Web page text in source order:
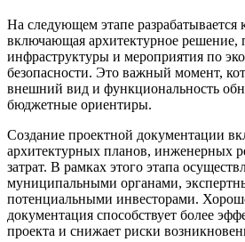
На следующем этапе разрабатывается
включающая архитектурное решение,
инфраструктуры и мероприятия по
безопасности. Это важный момент,
внешний вид и функциональность
бюджетные ориентиры.
Создание проектной документации
архитектурных планов, инженерных
затрат. В рамках этого этапа
муниципальными органами,
потенциальными инвесторами.
документация способствует более
проекта и снижает риски